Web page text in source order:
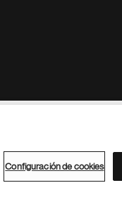
Configuración de cookies